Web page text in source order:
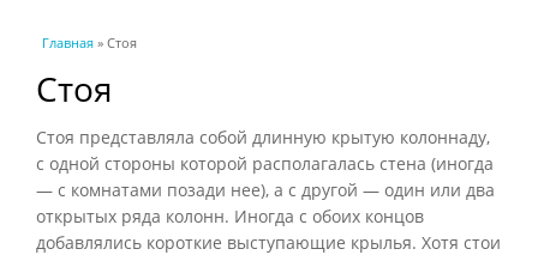
Вы здесь
Главная » Стоя
Стоя
Стоя представляла собой длинную крытую колоннаду,
с одной стороны которой располагалась стена (иногда
— с комнатами позади нее), а с другой — один или два
открытых ряда колонн. Иногда с обоих концов
добавлялись короткие выступающие крылья. Хотя стои